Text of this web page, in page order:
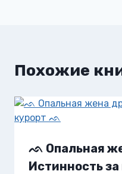
Похожие
ᨒ Опальная
Истинность